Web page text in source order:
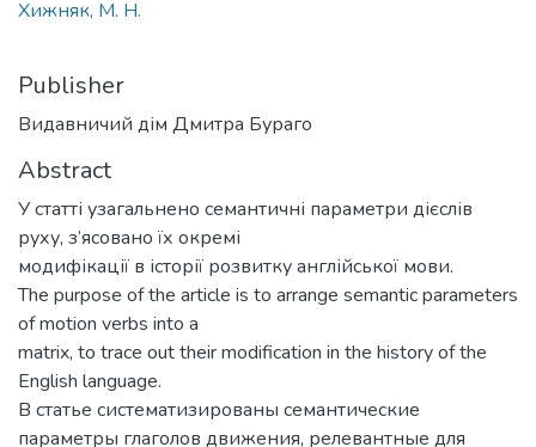
Хижняк, М. Н.
Publisher
Видавничий дім Дмитра Бураго
Abstract
У статті узагальнено семантичні параметри дієслів
руху, з’ясовано їх окремі
модифікації в історії розвитку англійської мови.
The purpose of the article is to arrange semantic parameters
of motion verbs into a
matrix, to trace out their modification in the history of the
English language.
В статье систематизированы семантические
параметры глаголов движения, релевантные для